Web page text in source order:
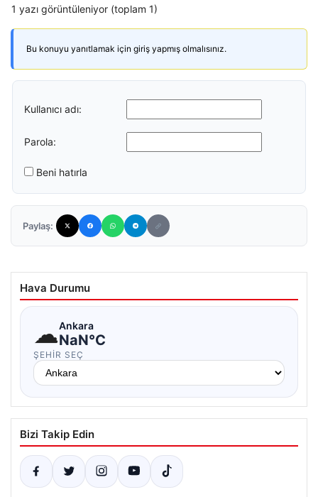
1 yazı görüntüleniyor (toplam 1)
Bu konuyu yanıtlamak için giriş yapmış olmalısınız.
Kullanıcı adı:
Parola:
Beni hatırla
Paylaş:
Hava Durumu
☁Ankara
NaN°C
ŞEHIR SEÇ
Bizi Takip Edin